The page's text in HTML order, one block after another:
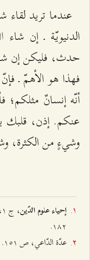
عندما تريد
الدنيويّة ـ إن
حدث، فليكن إن شاء
فهذا هو الأهمّ ـ
أنّه إنسانٌ مثلكم؛
عنكم. إذن،
وشيءٍ من الكثرة،
إحیاء علوم الدّین
١٨٢.
عدّة الدّاعي، ص ١٥١.